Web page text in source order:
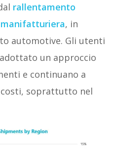
rallentamento
manifatturiera, in
automotive. Gli utenti
un approccio
e continuano a
soprattutto nel